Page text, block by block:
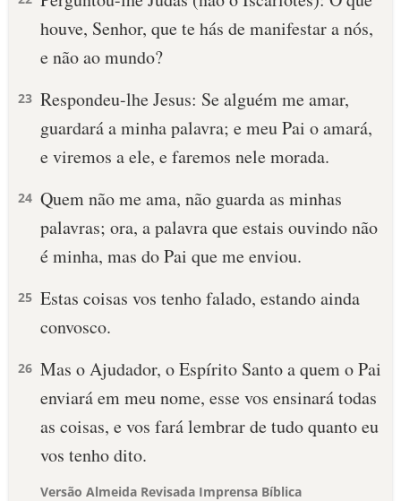
houve, Senhor, que te hás de manifestar a nós,
e não ao mundo?
23 Respondeu-lhe Jesus: Se alguém me amar,
guardará a minha palavra; e meu Pai o amará,
e viremos a ele, e faremos nele morada.
24 Quem não me ama, não guarda as minhas
palavras; ora, a palavra que estais ouvindo não
é minha, mas do Pai que me enviou.
25 Estas coisas vos tenho falado, estando ainda
convosco.
26 Mas o Ajudador, o Espírito Santo a quem o Pai
enviará em meu nome, esse vos ensinará todas
as coisas, e vos fará lembrar de tudo quanto eu
vos tenho dito.
Versão Almeida Revisada Imprensa Bíblica